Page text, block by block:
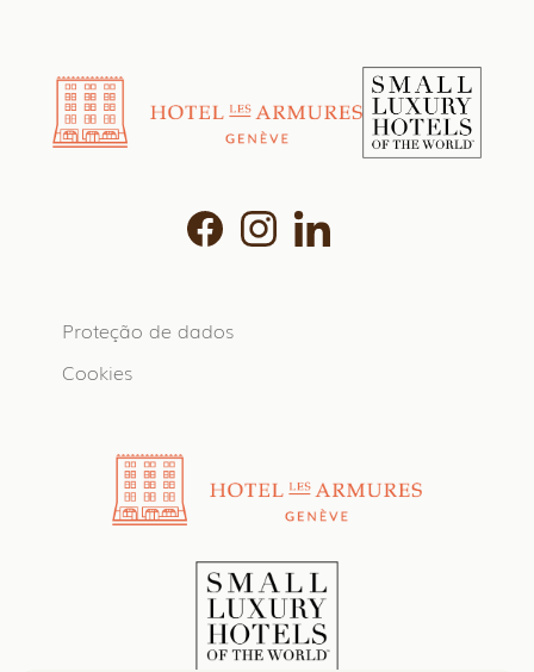
Proteção de dados
Cookies